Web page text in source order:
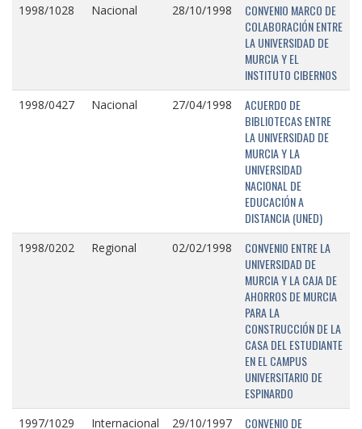
1998/1028 Nacional 28/10/1998
CONVENIO MARCO DE
COLABORACIÓN ENTRE
LA UNIVERSIDAD DE
MURCIA Y EL
INSTITUTO CIBERNOS
1998/0427 Nacional 27/04/1998
ACUERDO DE
BIBLIOTECAS ENTRE
LA UNIVERSIDAD DE
MURCIA Y LA
UNIVERSIDAD
NACIONAL DE
EDUCACIÓN A
DISTANCIA (UNED)
1998/0202 Regional 02/02/1998
CONVENIO ENTRE LA
UNIVERSIDAD DE
MURCIA Y LA CAJA DE
AHORROS DE MURCIA
PARA LA
CONSTRUCCIÓN DE LA
CASA DEL ESTUDIANTE
EN EL CAMPUS
UNIVERSITARIO DE
ESPINARDO
1997/1029 Internacional 29/10/1997
CONVENIO DE